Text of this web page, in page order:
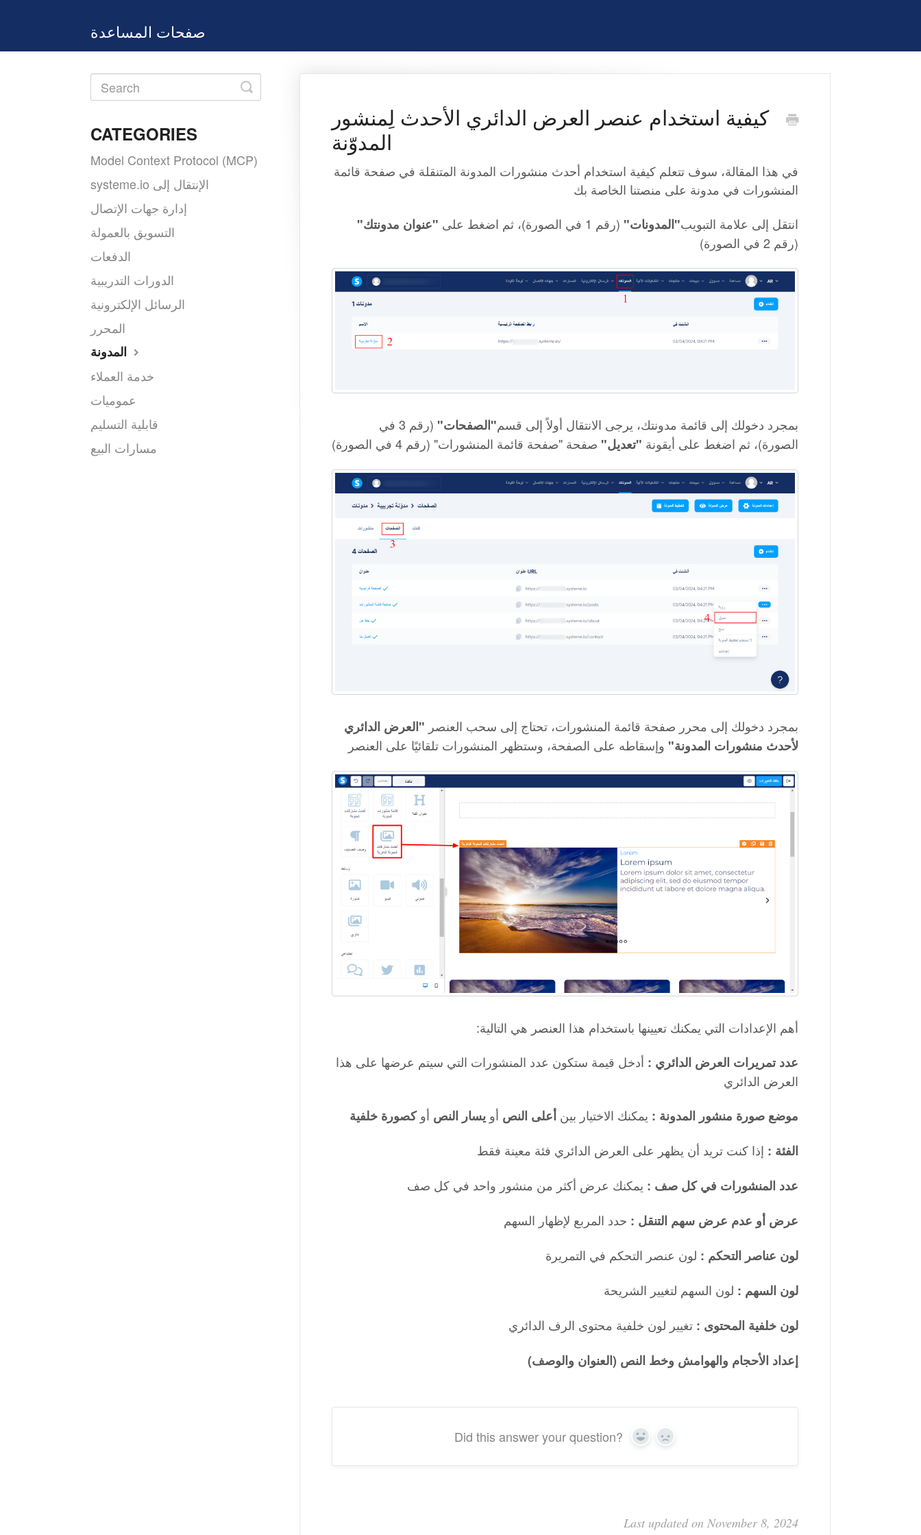
صفحات المساعدة
كيفية استخدام عنصر العرض الدائري الأحدث لِمنشور
المدوّنة
في هذا المقالة، سوف تتعلم كيفية استخدام أحدث منشورات المدونة المتنقلة في صفحة قائمة
المنشورات في مدونة على منصتنا الخاصة بك
انتقل إلى علامة التبويب"المدونات" (رقم 1 في الصورة)، ثم اضغط على
"عنوان مدونتك"
(رقم 2 في الصورة)
بمجرد دخولك إلى قائمة مدونتك، يرجى الانتقال أولاً إلى قسم"الصفحات"
(رقم 3 في
الصورة)، ثم اضغط على أيقونة "تعديل" صفحة "صفحة قائمة المنشورات" (رقم 4 في الصورة)
بمجرد دخولك إلى محرر صفحة قائمة المنشورات، تحتاج إلى سحب العنصر "العرض الدائري
لأحدث منشورات المدونة" وإسقاطه على الصفحة، وستظهر المنشورات تلقائيًا على العنصر
:أهم الإعدادات التي يمكنك تعيينها باستخدام هذا العنصر هي التالية
عدد تمريرات العرض الدائري : أدخل قيمة ستكون عدد المنشورات التي سيتم عرضها على هذا
العرض الدائري
موضع صورة منشور المدونة : يمكنك الاختيار بين أعلى النص أو يسار النص أوكصورة خلفية
الفئة : إذا كنت تريد أن يظهر على العرض الدائري فئة معينة فقط
عدد المنشورات في كل صف : يمكنك عرض أكثر من منشور واحد في كل صف
عرض أو عدم عرض سهم التنقل : حدد المربع لإظهار السهم
لون عناصر التحكم : لون عنصر التحكم في التمريرة
لون السهم : لون السهم لتغيير الشريحة
لون خلفية المحتوى : تغيير لون خلفية محتوى الرف الدائري
إعداد الأحجام والهوامش وخط النص (العنوان والوصف)
Did this answer your question? Yes No
Last updated on November 8, 2024
Toggle
Search
CATEGORIES
Model Context Protocol (MCP)
systeme.io الإنتقال إلى
إدارة جهات الإتصال
التسويق بالعمولة
الدفعات
الدورات التدريبية
الرسائل الإلكترونية
المحرر
خدمة العملاء
عموميات
قابلية التسليم
مسارات البيع